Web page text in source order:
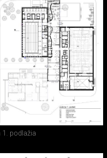
1. podlažia